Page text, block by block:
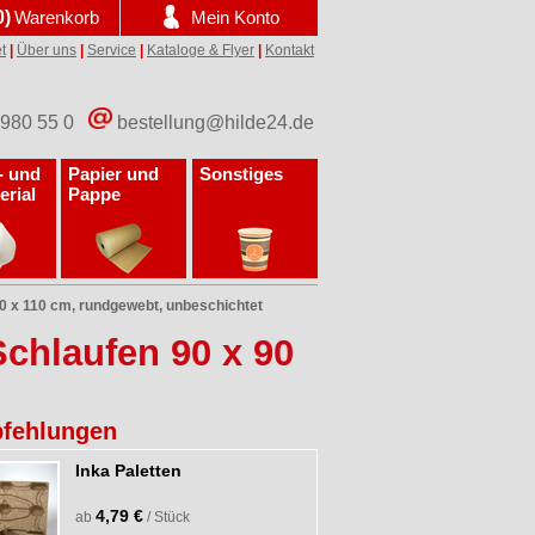
Über uns Service Kataloge & Flyer Kontakt
980 55 0 bestellung@hilde24.de
Warenkorb Mein Konto
und
Papier und
Pappe
Sonstiges
x 110 cm, rundgewebt, unbeschichtet
90 x 90
Inka Paletten
ab 4,79 € / Stück